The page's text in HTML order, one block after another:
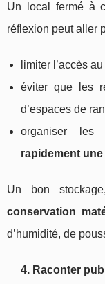
Un local fermé à
réflexion peut aller
limiter l’accès
éviter que les
d’espaces de
organiser
rapidement
Un bon
conservation
d’humidité, de
4. Raconter